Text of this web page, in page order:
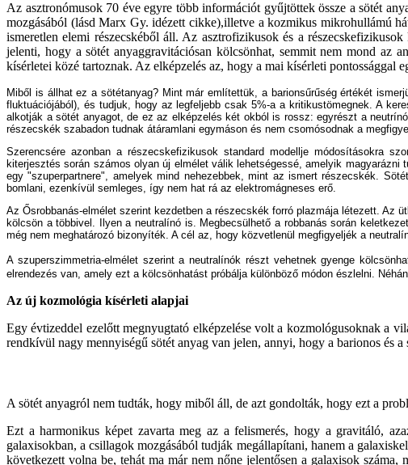
Az asztronómusok 70 éve egyre több információt gyűjtöttek össze a sötét
mozgásából (lásd Marx Gy. idézett cikke),illetve a kozmikus mikrohullámú
ismeretlen elemi részecskéből áll. Az asztrofizikusok és a
jelenti, hogy a sötét anyaggravitációsan kölcsönhat, semmit nem mond az
kísérletei közé tartoznak. Az elképzelés az, hogy a mai kísérleti pontossággal
Miből is állhat ez a sötétanyag? Mint már említettük, a barionsűrűség értékét
fluktuációjából), és tudjuk, hogy az legfeljebb csak 5%-a a kritikustömegnek. A
alkotják a sötét anyagot, de ez az elképzelés két okból is rossz: egyrészt a
részecskék szabadon tudnak átáramlani egymáson és nem csomósodnak a
Szerencsére azonban a részecskefizikusok standard modellje módosításokra
kiterjesztés során számos olyan új elmélet válik lehetségessé, amelyik
egy "szuperpartnere", amelyek mind nehezebbek, mint az ismert részecskék.
bomlani, ezenkívül semleges, így nem hat rá az elektromágneses erő.
Az Ősrobbanás-elmélet szerint kezdetben a részecskék forró plazmája létezett.
kölcsön a többivel. Ilyen a neutralínó is. Megbecsülhető a robbanás során
még nem meghatározó bizonyíték. A cél az, hogy közvetlenül megfigyeljék a
A szuperszimmetria-elmélet szerint a neutralínók részt vehetnek gyenge
elrendezés van, amely ezt a kölcsönhatást próbálja különböző módon észlelni.
Az új kozmológia kísérleti alapjai
Egy évtizeddel ezelőtt megnyugtató elképzelése volt a kozmológusoknak a
rendkívül nagy mennyiségű sötét anyag van jelen, annyi, hogy a barionos és
A sötét anyagról nem tudták, hogy miből áll, de azt gondolták, hogy ezt a
Ezt a harmonikus képet zavarta meg az a felismerés, hogy a gravitáló,
galaxisokban, a csillagok mozgásából tudják megállapítani, hanem a
következett volna be, tehát ma már nem nőne jelentősen a galaxisok